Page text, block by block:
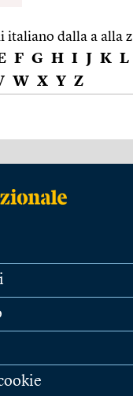
italiano dalla a alla z
F G H I J K L
W X Y Z